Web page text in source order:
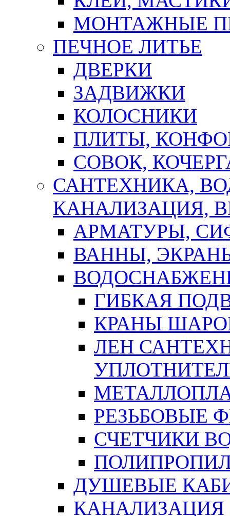
МОНТАЖНЫЕ
ПЕЧНОЕ ЛИТЬЕ
ДВЕРКИ
ЗАДВИЖКИ
КОЛОСНИКИ
ПЛИТЫ,
СОВОК,
САНТЕХНИКА,
КАНАЛИЗАЦИЯ,
АРМАТУРЫ,
ВАННЫ,
ГИБКАЯ
КРАНЫ
ЛЕН
РЕЗЬБОВЫЕ
СЧЕТЧИКИ
ДУШЕВЫЕ
КАНАЛИЗАЦИЯ